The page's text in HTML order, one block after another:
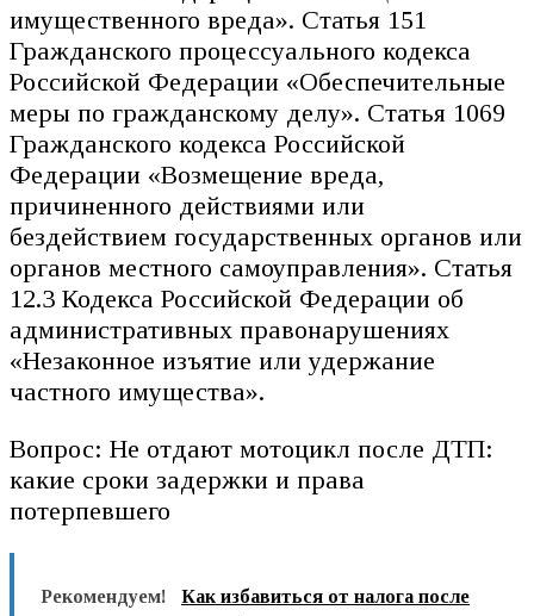
имущественного вреда». Статья 151
Гражданского процессуального кодекса
Российской Федерации «Обеспечительные
меры по гражданскому делу». Статья 1069
Гражданского кодекса Российской
Федерации «Возмещение вреда,
причиненного действиями или
бездействием государственных органов или
органов местного самоуправления». Статья
12.3 Кодекса Российской Федерации об
административных правонарушениях
«Незаконное изъятие или удержание
частного имущества».
Вопрос: Не отдают мотоцикл после ДТП:
какие сроки задержки и права
потерпевшего
Рекомендуем!
Как избавиться от налога после